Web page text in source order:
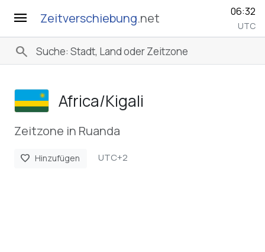
menu Zeitverschiebung.net 06:32
UTC
search
Africa/­Kigali
Zeitzone in Ruanda
favorite Hinzufügen UTC+2